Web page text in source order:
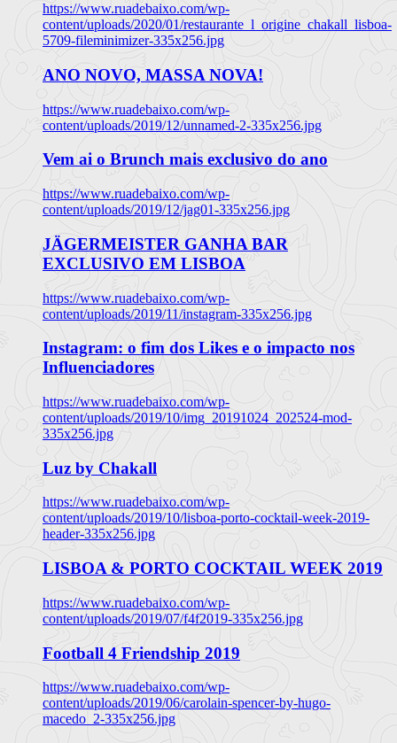
https://www.ruadebaixo.com/wp-
content/uploads/2020/01/restaurante_l_origine_chakall_lisboa-
5709-fileminimizer-335x256.jpg
ANO NOVO, MASSA NOVA!
https://www.ruadebaixo.com/wp-
content/uploads/2019/12/unnamed-2-335x256.jpg
Vem ai o Brunch mais exclusivo do ano
https://www.ruadebaixo.com/wp-
content/uploads/2019/12/jag01-335x256.jpg
JÄGERMEISTER GANHA BAR
EXCLUSIVO EM LISBOA
https://www.ruadebaixo.com/wp-
content/uploads/2019/11/instagram-335x256.jpg
Instagram: o fim dos Likes e o impacto nos
Influenciadores
https://www.ruadebaixo.com/wp-
content/uploads/2019/10/img_20191024_202524-mod-
335x256.jpg
Luz by Chakall
https://www.ruadebaixo.com/wp-
content/uploads/2019/10/lisboa-porto-cocktail-week-2019-
header-335x256.jpg
LISBOA & PORTO COCKTAIL WEEK 2019
https://www.ruadebaixo.com/wp-
content/uploads/2019/07/f4f2019-335x256.jpg
Football 4 Friendship 2019
https://www.ruadebaixo.com/wp-
content/uploads/2019/06/carolain-spencer-by-hugo-
macedo_2-335x256.jpg